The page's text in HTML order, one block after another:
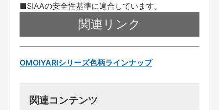
■SIAAの安全性基準に適合しています。
関連リンク
OMOIYARIシリーズ色柄ラインナップ
関連コンテンツ